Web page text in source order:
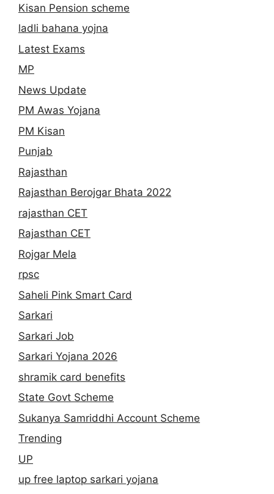
Kisan Pension scheme
ladli bahana yojna
Latest Exams
MP
News Update
PM Awas Yojana
PM Kisan
Punjab
Rajasthan
Rajasthan Berojgar Bhata 2022
rajasthan CET
Rajasthan CET
Rojgar Mela
rpsc
Saheli Pink Smart Card
Sarkari
Sarkari Job
Sarkari Yojana 2026
shramik card benefits
State Govt Scheme
Sukanya Samriddhi Account Scheme
Trending
UP
up free laptop sarkari yojana